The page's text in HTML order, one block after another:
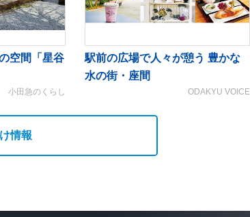
空間「星谷
小田急のくらし
駅前の広場で人々が憩う 豊かな
水の街・座間
ODAKYU VOICE
情報